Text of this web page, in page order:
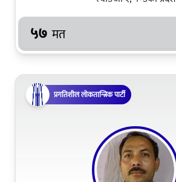
५७ मत
प्रगतिशील लोकतान्त्रिक पार्टी